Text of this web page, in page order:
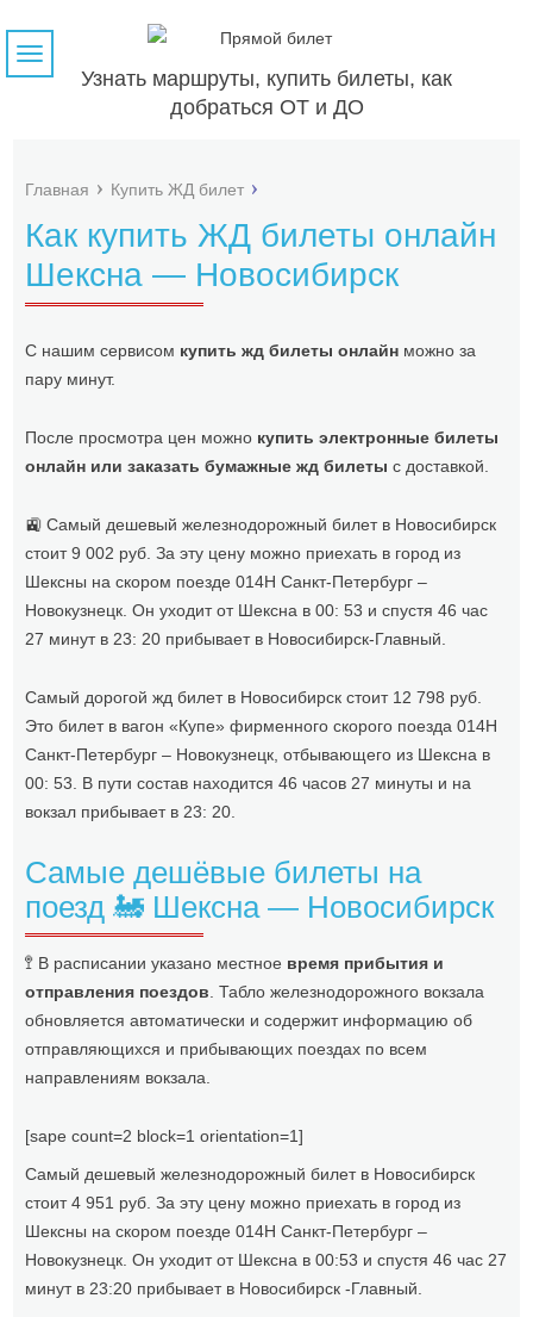
Узнать маршруты, купить билеты, как
добраться ОТ и ДО
Навигация
Главная Купить ЖД билет
Как купить ЖД билеты онлайн
Шексна — Новосибирск
С нашим сервисом купить жд билеты онлайн можно за
пару минут.
После просмотра цен можно купить электронные билеты
онлайн или заказать бумажные жд билеты с доставкой.
🚉 Самый дешевый железнодорожный билет в Новосибирск
стоит 9 002 руб. За эту цену можно приехать в город из
Шексны на скором поезде 014Н Санкт-Петербург –
Новокузнецк. Он уходит от Шексна в 00: 53 и спустя 46 час
27 минут в 23: 20 прибывает в Новосибирск-Главный.
Самый дорогой жд билет в Новосибирск стоит 12 798 руб.
Это билет в вагон «Купе» фирменного скорого поезда 014Н
Санкт-Петербург – Новокузнецк, отбывающего из Шексна в
00: 53. В пути состав находится 46 часов 27 минуты и на
вокзал прибывает в 23: 20.
Самые дешёвые билеты на
поезд 🚂 Шексна — Новосибирск
🚏 В расписании указано местное время прибытия и
отправления поездов . Табло железнодорожного вокзала
обновляется автоматически и содержит информацию об
отправляющихся и прибывающих поездах по всем
направлениям вокзала.
[sape count=2 block=1 orientation=1]
Самый дешевый железнодорожный билет в Новосибирск
стоит 4 951 руб. За эту цену можно приехать в город из
Шексны на скором поезде 014Н Санкт-Петербург –
Новокузнецк. Он уходит от Шексна в 00:53 и спустя 46 час 27
минут в 23:20 прибывает в Новосибирск -Главный.